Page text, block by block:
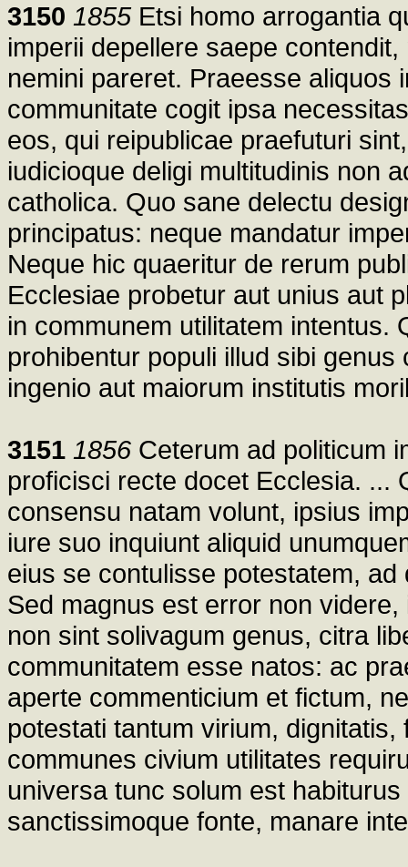
3150 1855Etsi homo arrogantia
imperii depellere saepe
nemini pareret. Praeesse aliquos
communitate cogit ipsa
eos, qui reipublicae praefuturi
iudicioque deligi multitudinis non
catholica. Quo sane delectu
principatus: neque mandatur
Neque hic quaeritur de rerum
Ecclesiae probetur aut unius aut
in communem utilitatem intentus.
prohibentur populi illud sibi
ingenio aut maiorum institutis
3151 1856 Ceterum ad politicum
proficisci recte docet Ecclesia. ...
consensu natam volunt, ipsius
iure suo inquiunt aliquid
eius se contulisse potestatem,
Sed magnus est error non
non sint solivagum genus, citra
communitatem esse natos: ac
aperte commenticium et fictum,
potestati tantum virium,
communes civium utilitates
universa tunc solum est
sanctissimoque fonte, manare